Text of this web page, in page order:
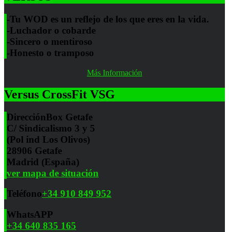
-Tu WOD es un reflejo de los que eres en la vida.
-Luchador o cobarde
-Sincero o mentiroso
-Honesto o tramposo
Más Información
Versus CrossFit VSG
DirecciónBox Getafe
C/ Sindicalismo 3 y 5
(Pol ind Los Olivos)
28906 Getafe
Madrid (España)
ver mapa de situación
Teléfono+34 910 849 952
WhatsAPP
+34 640 835 165